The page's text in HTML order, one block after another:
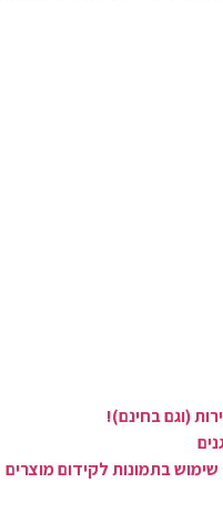
(וגם בחינם)!
בתמונות לקידום מוצרים